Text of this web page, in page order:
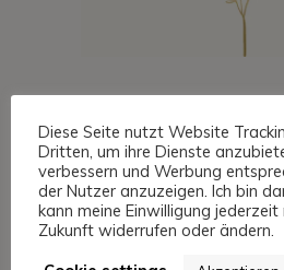
bedeutet, sich
historischen
Eventlofts, eleganten
Diese Seite nutzt Website
Dritten, um ihre Dienste
verbessern und Werbung
der Nutzer anzuzeigen. Ich bin
kann meine Einwilligung
Zukunft widerrufen oder ändern.